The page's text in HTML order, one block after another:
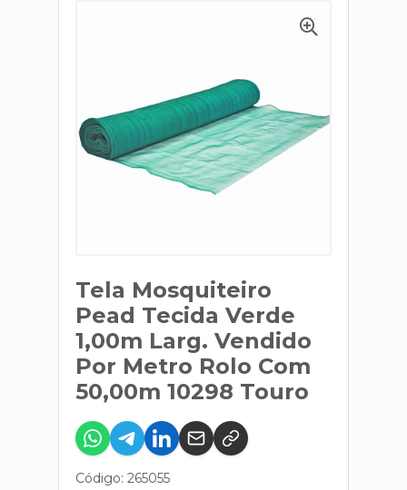
Tela Mosquiteiro
Pead Tecida Verde
1,00m Larg. Vendido
Por Metro Rolo Com
50,00m 10298 Touro
Código: 265055